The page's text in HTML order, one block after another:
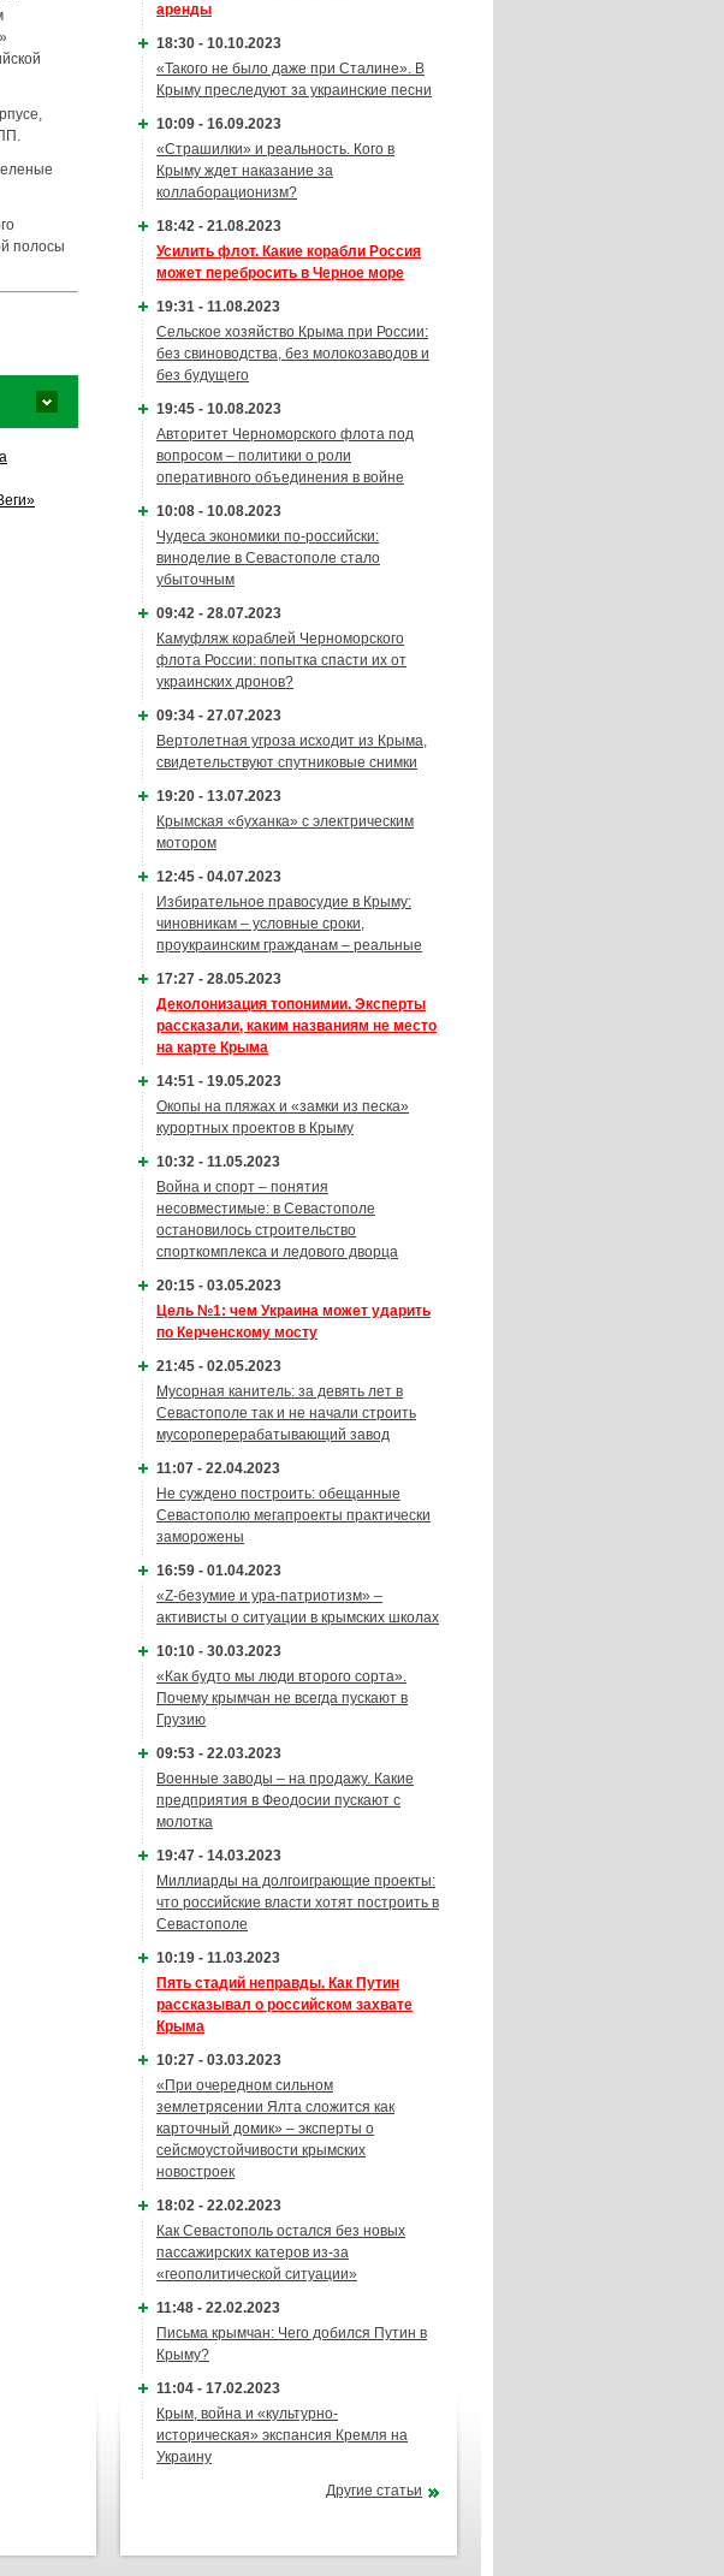
полосы
аренды
18:30 - 10.10.2023
«Такого не было даже при Сталине». В
Крыму преследуют за украинские песни
10:09 - 16.09.2023
«Страшилки» и реальность. Кого в
Крыму ждет наказание за
коллаборационизм?
18:42 - 21.08.2023
Усилить флот. Какие корабли Россия
может перебросить в Черное море
19:31 - 11.08.2023
Сельское хозяйство Крыма при России:
без свиноводства, без молокозаводов и
без будущего
19:45 - 10.08.2023
Авторитет Черноморского флота под
вопросом – политики о роли
оперативного объединения в войне
10:08 - 10.08.2023
Чудеса экономики по-российски:
виноделие в Севастополе стало
убыточным
09:42 - 28.07.2023
Камуфляж кораблей Черноморского
флота России: попытка спасти их от
украинских дронов?
09:34 - 27.07.2023
Вертолетная угроза исходит из Крыма,
свидетельствуют спутниковые снимки
19:20 - 13.07.2023
Крымская «буханка» с электрическим
мотором
12:45 - 04.07.2023
Избирательное правосудие в Крыму:
чиновникам – условные сроки,
проукраинским гражданам – реальные
17:27 - 28.05.2023
Деколонизация топонимии. Эксперты
рассказали, каким названиям не место
на карте Крыма
14:51 - 19.05.2023
Окопы на пляжах и «замки из песка»
курортных проектов в Крыму
10:32 - 11.05.2023
Война и спорт – понятия
несовместимые: в Севастополе
остановилось строительство
спорткомплекса и ледового дворца
20:15 - 03.05.2023
Цель №1: чем Украина может ударить
по Керченскому мосту
21:45 - 02.05.2023
Мусорная канитель: за девять лет в
Севастополе так и не начали строить
мусороперерабатывающий завод
11:07 - 22.04.2023
Не суждено построить: обещанные
Севастополю мегапроекты практически
заморожены
16:59 - 01.04.2023
«Z-безумие и ура-патриотизм» –
активисты о ситуации в крымских школах
10:10 - 30.03.2023
«Как будто мы люди второго сорта».
Почему крымчан не всегда пускают в
Грузию
09:53 - 22.03.2023
Военные заводы – на продажу. Какие
предприятия в Феодосии пускают с
молотка
19:47 - 14.03.2023
Миллиарды на долгоиграющие проекты:
что российские власти хотят построить в
Севастополе
10:19 - 11.03.2023
Пять стадий неправды. Как Путин
рассказывал о российском захвате
Крыма
10:27 - 03.03.2023
«При очередном сильном
землетрясении Ялта сложится как
карточный домик» – эксперты о
сейсмоустойчивости крымских
новостроек
18:02 - 22.02.2023
Как Севастополь остался без новых
пассажирских катеров из-за
«геополитической ситуации»
11:48 - 22.02.2023
Письма крымчан: Чего добился Путин в
Крыму?
11:04 - 17.02.2023
Крым, война и «культурно-
историческая» экспансия Кремля на
Украину
Другие статьи